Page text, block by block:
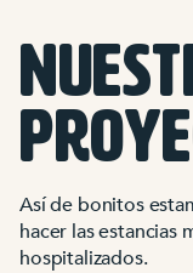
Así de bonitos
hacer las estancias
hospitalizados.